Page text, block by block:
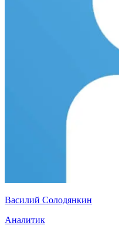
Василий Солодянкин
Аналитик